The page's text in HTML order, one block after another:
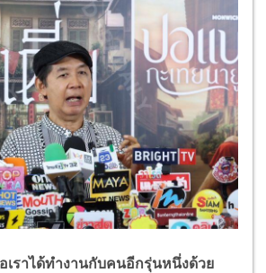
ได้ทำงานกับคนอีกรุ่นหนึ่งด้วย